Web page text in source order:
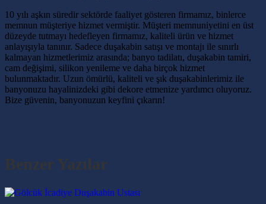
10 yılı aşkın süredir sektörde faaliyet gösteren firmamız, binlerce
memnun müşteriye hizmet vermiştir. Müşteri memnuniyetini en üst
düzeyde tutmayı hedefleyen firmamız, kaliteli ürün ve hizmet
anlayışıyla tanınır. Sadece duşakabin satışı ve montajı ile sınırlı
kalmayan hizmetlerimiz arasında; banyo tadilatı, duşakabin tamiri,
cam değişimi, silikon yenileme ve daha birçok hizmet
bulunmaktadır. Uzun ömürlü, kaliteli ve şık duşakabinlerimiz ile
banyonuzu hayalinizdeki gibi dekore etmenize yardımcı oluyoruz.
Bize güvenin, banyonuzun keyfini çıkarın!
Benzer Yazılar